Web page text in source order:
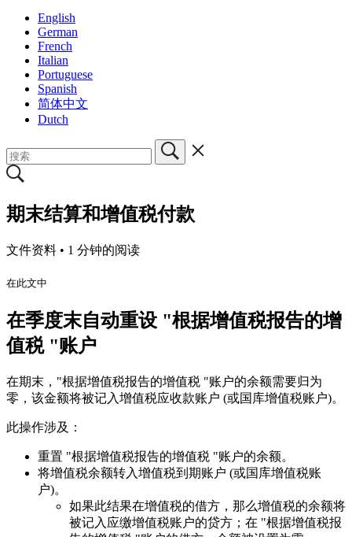
English
German
French
Italian
Portuguese
Spanish
简体中文
Dutch
期末结算和增值税付款
文件资料 • 1 分钟的阅读
在此文中
在季度末自动重设 "根据增值税报告的增
值税 "账户
在期末，"根据增值税报告的增值税 "账户的余额需要归为
零，该金额将被记入增值税应收款账户 (或国库增值税账户)。
此操作涉及：
重置 "根据增值税报告的增值税 "账户的余额。
将增值税余额转入增值税到期账户 (或国库增值税账
户)。
如果此结果在增值税的借方，那么增值税的余额将
被记入应缴增值税账户的贷方；在 "根据增值税报